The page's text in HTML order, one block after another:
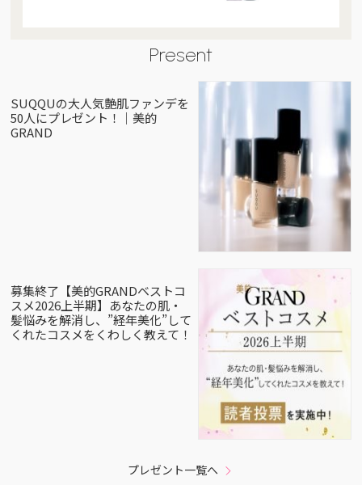
Present
SUQQUの大人気艶肌ファンデを
50人にプレゼント！｜美的
GRAND
募集終了【美的GRANDベストコ
スメ2026上半期】あなたの肌・
髪悩みを解消し、”経年美化”して
くれたコスメをくわしく教えて！
プレゼント一覧へ